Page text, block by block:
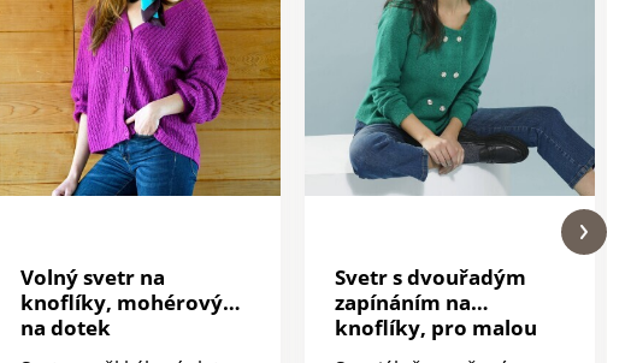
Volný svetr na
knoflíky, mohérový
na dotek
Svetr s dvouřadým
zapínáním na
knoflíky, pro malou